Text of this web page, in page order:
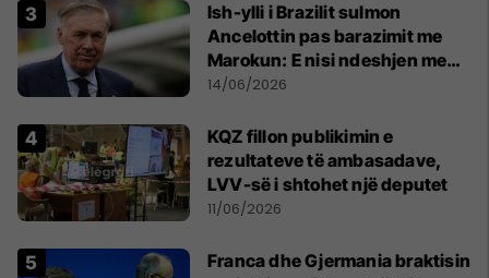
Ish-ylli i Brazilit sulmon
Ancelottin pas barazimit me
Marokun: E nisi ndeshjen me
formacionin e gabuar
14/06/2026
KQZ fillon publikimin e
rezultateve të ambasadave,
LVV-së i shtohet një deputet
11/06/2026
Franca dhe Gjermania braktisin